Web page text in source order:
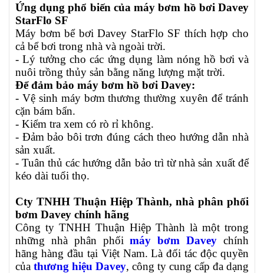
Ứng dụng phổ biến của máy bơm hồ bơi Davey
StarFlo SF
Máy bơm bể bơi Davey StarFlo SF thích hợp cho
cả bể bơi trong nhà và ngoài trời.
- Lý tưởng cho các ứng dụng làm nóng hồ bơi và
nuôi trồng thủy sản bằng năng lượng mặt trời.
Để đảm bảo máy bơm hồ bơi Davey:
- Vệ sinh máy bơm thương thường xuyên để tránh
cặn bám bẩn.
- Kiểm tra xem có rò rỉ không.
- Đảm bảo bôi trơn đúng cách theo hướng dẫn nhà
sản xuất.
- Tuân thủ các hướng dẫn bảo trì từ nhà sản xuất để
kéo dài tuổi thọ.
Cty TNHH Thuận Hiệp Thành, nhà phân phối
bơm Davey chính hãng
Công ty TNHH Thuận Hiệp Thành là một trong
những nhà phân phốimáy bơm Davey chính
hãng hàng đầu tại Việt Nam. Là đối tác độc quyền
của thương hiệu Davey, công ty cung cấp đa dạng